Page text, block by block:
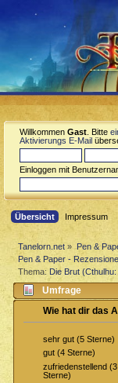
Willkommen Gast . Bitte
Aktivierungs E-Mail
Einloggen mit
Übersicht Impressum
Tanelorn.net » Pen &
Pen & Paper -
Thema:Die Brut
Umfrage
Wie hat dir das
sehr gut (5 Sterne)
gut (4 Sterne)
zufriedenstellend (3
Sterne)